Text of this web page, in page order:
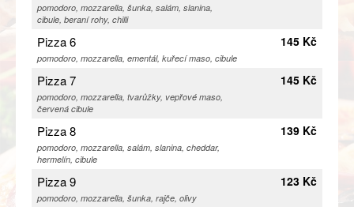
pomodoro, mozzarella, šunka, salám, slanina,
cibule, beraní rohy, chilli
Pizza 6
pomodoro, mozzarella, ementál, kuřecí maso, cibule
145 Kč
Pizza 7
pomodoro, mozzarella, tvarůžky, vepřové maso,
červená cibule
145 Kč
Pizza 8
pomodoro, mozzarella, salám, slanina, cheddar,
hermelín, cibule
139 Kč
Pizza 9
pomodoro, mozzarella, šunka, rajče, olivy
123 Kč